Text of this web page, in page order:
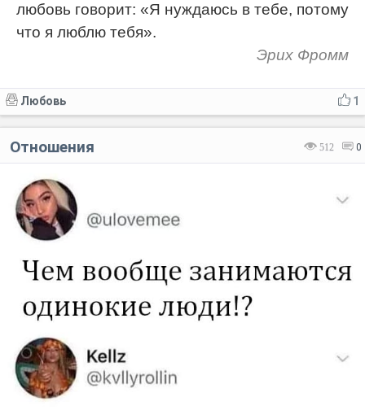
любовь говорит: «Я нуждаюсь в тебе, потому
что я люблю тебя».
Эрих Фромм
1
Любовь
512 0
Отношения